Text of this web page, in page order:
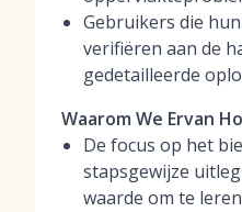
Gebruikers die
verifiëren aan de
gedetailleerde
Waarom We Ervan
De focus op het
stapsgewijze
waarde om te